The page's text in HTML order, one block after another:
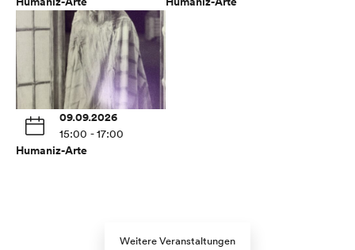
09.09.2026
15:00 - 17:00
Humaniz-Arte
Weitere Veranstaltungen